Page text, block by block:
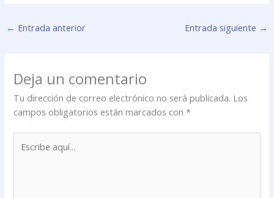
← Entrada anterior Entrada siguiente →
Deja un comentario
Tu dirección de correo electrónico no será publicada. Los
campos obligatorios están marcados con*
aquí...